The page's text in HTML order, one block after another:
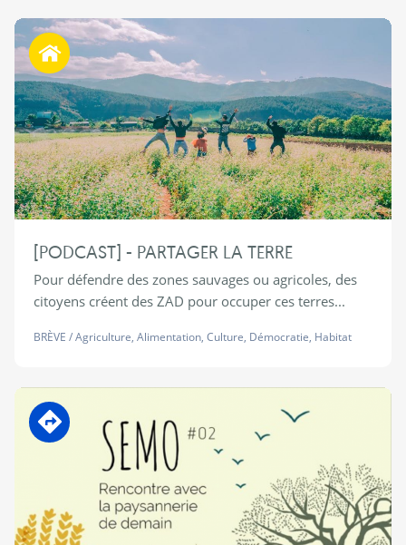
Habiter autrement
[PODCAST] - PARTAGER LA TERRE
Pour défendre des zones sauvages ou agricoles, des
citoyens créent des ZAD pour occuper ces terres...
BRÈVE /Agriculture, Alimentation, Culture, Démocratie, Habitat
En transition